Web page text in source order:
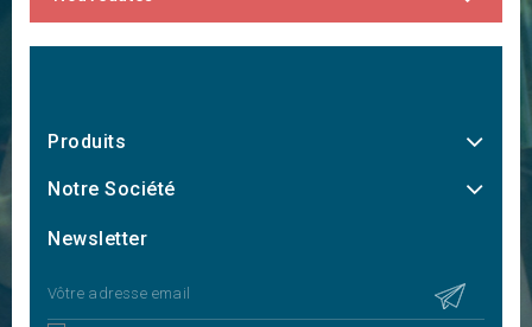
Produits
Notre Société
Newsletter